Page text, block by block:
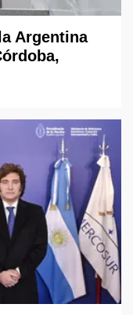
Argentina